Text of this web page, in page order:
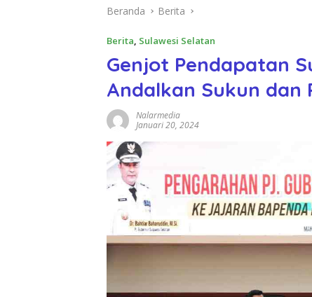
Beranda Berita
Berita, Sulawesi Selatan
Genjot Pendapatan
Andalkan Sukun dan
Nalarmedia
Januari 20, 2024